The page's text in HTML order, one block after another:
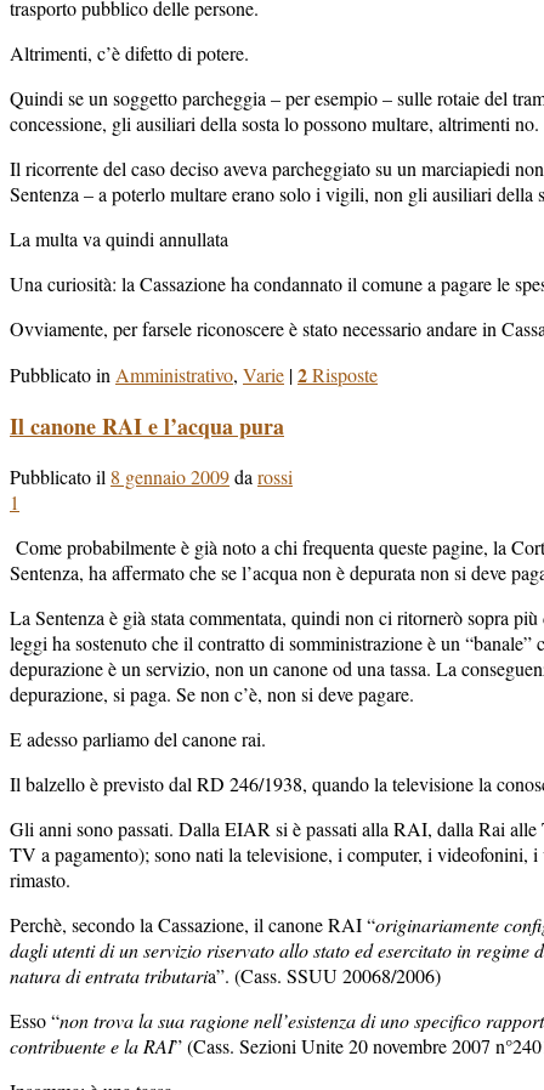
trasporto pubblico delle persone.
Altrimenti, c’è difetto di potere.
Quindi se un soggetto parcheggia – per esempio – sulle rotaie del
concessione, gli ausiliari della sosta lo possono multare, altrimenti no.
Il ricorrente del caso deciso aveva parcheggiato su un marciapiedi
Sentenza – a poterlo multare erano solo i vigili, non gli ausiliari della
La multa va quindi annullata
Una curiosità: la Cassazione ha condannato il comune a pagare le
Ovviamente, per farsele riconoscere è stato necessario andare in
Pubblicato inAmministrativo, Varie |2Risposte
Il canone RAI e l’acqua pura
Pubblicato il 8 gennaio 2009darossi
1
Come probabilmente è già noto a chi frequenta queste pagine, la
Sentenza, ha affermato che se l’acqua non è depurata non si deve
La Sentenza è già stata commentata, quindi non ci ritornerò sopra
leggi ha sostenuto che il contratto di somministrazione è un
depurazione è un servizio, non un canone od una tassa. La
depurazione, si paga. Se non c’è, non si deve pagare.
E adesso parliamo del canone rai.
Il balzello è previsto dal RD 246/1938, quando la televisione la
Gli anni sono passati. Dalla EIAR si è passati alla RAI, dalla Rai
TV a pagamento); sono nati la televisione, i computer, i videofonini,
rimasto.
Perchè, secondo la Cassazione, il canone RAI “originariamente
dagli utenti di un servizio riservato allo stato ed esercitato in regime
natura di entrata tributaria”. (Cass. SSUU 20068/2006)
Esso “non trova la sua ragione nell’esistenza di uno specifico
contribuente e la RAI” (Cass. Sezioni Unite 20 novembre 2007